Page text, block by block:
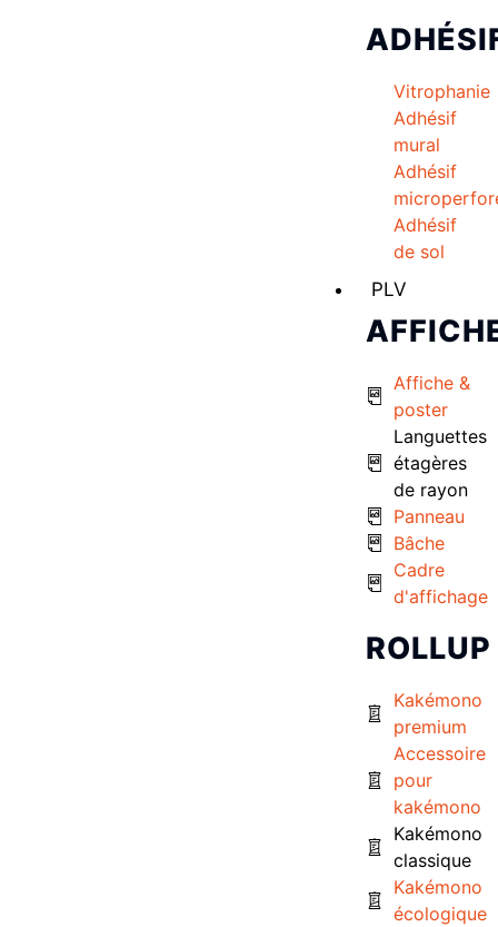
Vitrophanie
Adhésif
mural
Adhésif
Adhésif
de sol
PLV
Affiche &
poster
Languettes
étagères
de rayon
Panneau
Bâche
Cadre
d'affichage
ROLLUP
Kakémono
premium
Accessoire
pour
kakémono
Kakémono
classique
Kakémono
écologique